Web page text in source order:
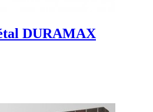
DURAMAX